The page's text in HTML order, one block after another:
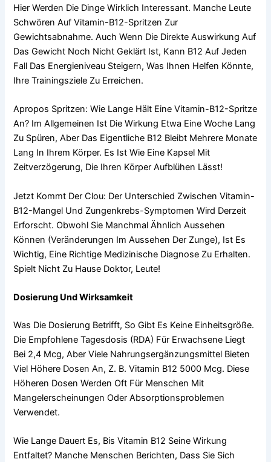
Hier Werden Die Dinge Wirklich Interessant. Manche Leute
Schwören Auf Vitamin-B12-Spritzen Zur
Gewichtsabnahme. Auch Wenn Die Direkte Auswirkung Auf
Das Gewicht Noch Nicht Geklärt Ist, Kann B12 Auf Jeden
Fall Das Energieniveau Steigern, Was Ihnen Helfen Könnte,
Ihre Trainingsziele Zu Erreichen.
Apropos Spritzen: Wie Lange Hält Eine Vitamin-B12-Spritze
An? Im Allgemeinen Ist Die Wirkung Etwa Eine Woche Lang
Zu Spüren, Aber Das Eigentliche B12 Bleibt Mehrere Monate
Lang In Ihrem Körper. Es Ist Wie Eine Kapsel Mit
Zeitverzögerung, Die Ihren Körper Aufblühen Lässt!
Jetzt Kommt Der Clou: Der Unterschied Zwischen Vitamin-
B12-Mangel Und Zungenkrebs-Symptomen Wird Derzeit
Erforscht. Obwohl Sie Manchmal Ähnlich Aussehen
Können (Veränderungen Im Aussehen Der Zunge), Ist Es
Wichtig, Eine Richtige Medizinische Diagnose Zu Erhalten.
Spielt Nicht Zu Hause Doktor, Leute!
Dosierung Und Wirksamkeit
Was Die Dosierung Betrifft, So Gibt Es Keine Einheitsgröße.
Die Empfohlene Tagesdosis (RDA) Für Erwachsene Liegt
Bei 2,4 Mcg, Aber Viele Nahrungsergänzungsmittel Bieten
Viel Höhere Dosen An, Z. B. Vitamin B12 5000 Mcg. Diese
Höheren Dosen Werden Oft Für Menschen Mit
Mangelerscheinungen Oder Absorptionsproblemen
Verwendet.
Wie Lange Dauert Es, Bis Vitamin B12 Seine Wirkung
Entfaltet? Manche Menschen Berichten, Dass Sie Sich